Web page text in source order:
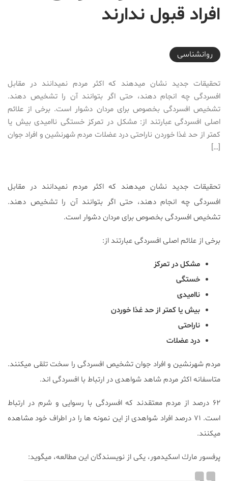
افراد قبول ندارند
2017-05-17T18:00:50+04:30
روانشناسی
تحقیقات جدید نشان میدهند که اکثر مردم نمیدانند در مقابل
افسردگی چه انجام دهند، حتی اگر بتوانند آن را تشخیص دهند.
تشخیص افسردگی بخصوص برای مردان دشوار است. برخی از علائم
اصلی افسردگی عبارتند از: مشکل در تمرکز خستگی ناامیدی بیش یا
کمتر از حد غذا خوردن ناراحتی درد عضلات مردم شهرنشین و افراد جوان
[…]
تحقیقات جدید نشان میدهند که اکثر مردم نمیدانند در مقابل
افسردگی چه انجام دهند، حتی اگر بتوانند آن را تشخیص دهند.
تشخیص افسردگی بخصوص برای مردان دشوار است.
برخی از علائم اصلی افسردگی عبارتند از:
مشکل در تمرکز
خستگی
ناامیدی
بیش یا کمتر از حد غذا خوردن
ناراحتی
درد عضلات
مردم شهرنشین و افراد جوان تشخیص افسردگی را سخت تلقی میکنند.
متاسفانه اکثر مردم شاهد شواهدی در ارتباط با افسردگی اند.
۶۲ درصد از مردم معتقدند که افسردگی با رسوایی و شرم در ارتباط
است. ۷۱ درصد افراد شواهدی از این نمونه ها را در اطراف خود مشاهده
میکنند.
پرفسور مارك اسكيدمور، یکی از نویسندگان این مطالعه، میگوید: